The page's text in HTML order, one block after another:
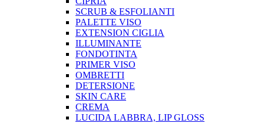
SCRUB & ESFOLIANTI
PALETTE VISO
EXTENSION CIGLIA
ILLUMINANTE
FONDOTINTA
PRIMER VISO
OMBRETTI
DETERSIONE
SKIN CARE
CREMA
LUCIDA LABBRA, LIP GLOSS